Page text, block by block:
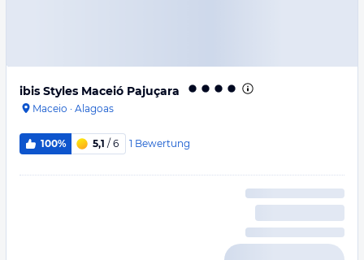
ibis Styles Maceió Pajuçara
Maceio · Alagoas
100% 5,1 / 6 1 Bewertung